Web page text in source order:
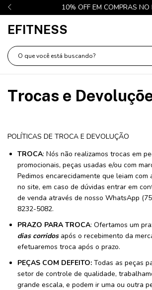
10% OFF EM COMPRAS NO
EFITNESS
Trocas e
POLÍTICAS DE TROCA E DEVOLUÇÃO
TROCA: Nós não realizamos trocas em
promocionais, peças usadas e/ou com
Pedimos encarecidamente que leiam com
no site, em caso de dúvidas entrar em
de venda através de nosso WhatsApp
8232-5082.
PRAZO PARA TROCA: Ofertamos um
dias corridos após o recebimento da
efetuaremos troca após o prazo.
PEÇAS COM DEFEITO: Todas as peças
setor de controle de qualidade,
grande escala, e podem ir uma ou outra